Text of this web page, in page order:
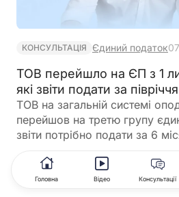
КОНСУЛЬТАЦІЯ Єдиний податок
ТОВ перейшло на ЄП з 1
які звіти подати за півріччя
ТОВ на загальній системі
перейшов на третю групу
звіти потрібно подати за 6
Коментувати
Головна Відео Консультації